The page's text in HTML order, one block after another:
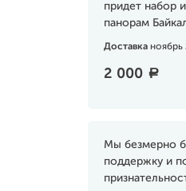
придет набор
панорам
Доставка ноябрь
2 000 a
Мы безмерно
поддержку и